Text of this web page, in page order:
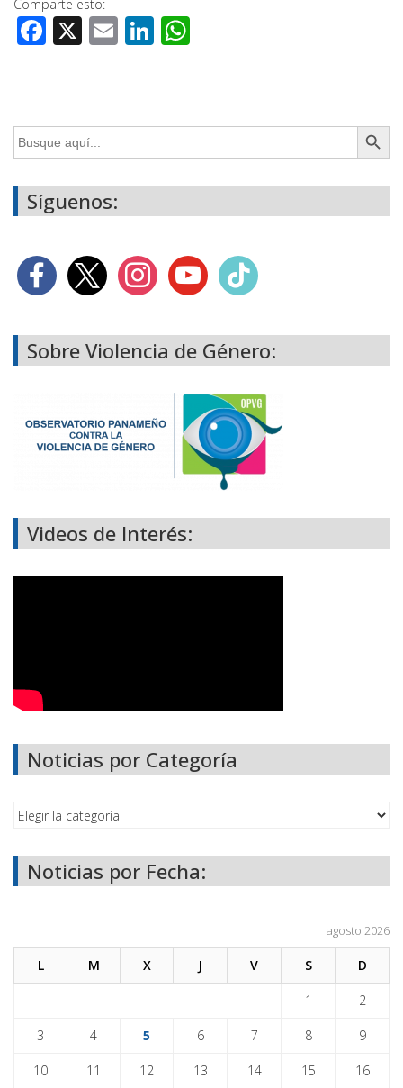
Comparte esto:
Facebook
X EmailLinkedIn
Buscar: Botón de
Síguenos:
Sobre Violencia de Género:
Videos de Interés:
Noticias por Categoría
Noticias por Fecha:
agosto 2026
L M X J V S D
1 2
3 4 5 6 7 8 9
10 11 12 13 14 15 16